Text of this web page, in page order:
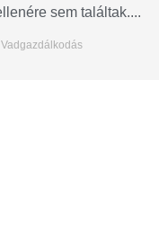
sem találtak....
Vadgazdálkodás